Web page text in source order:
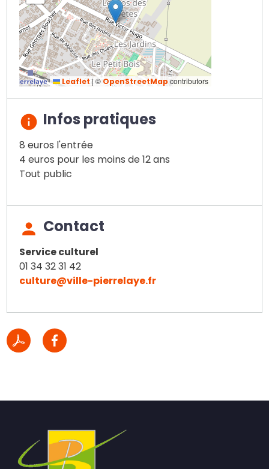
Leaflet |©OpenStreetMapcontributors
Infos pratiques
8 euros l'entrée
4 euros pour les moins de 12 ans
Tout public
Contact
Service culturel
01 34 32 31 42
culture@ville-pierrelaye.fr